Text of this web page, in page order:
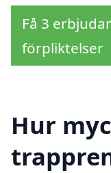
Få 3
förpliktelser
Hur